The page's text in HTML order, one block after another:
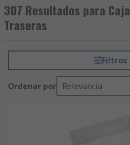
e interruptores de luz. Pueden
metal o plástico. Aunque los
unir dentro de las cajas de
convenientes del cableado, su
es albergar interruptores y
empotran los interruptores y
pared y así ofrecen una
307 Resultados para
Traseras
Filtros
Ordenar por Relevancia